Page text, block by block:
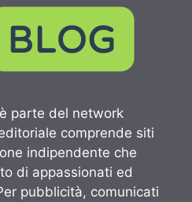
parte del network
comprende siti
indipendente che
di appassionati ed
pubblicità, comunicati